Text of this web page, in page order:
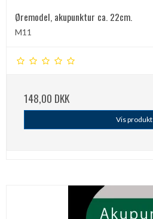
Øremodel, akupunktur ca. 22cm.
M11
148,00 DKK
Vis produkt